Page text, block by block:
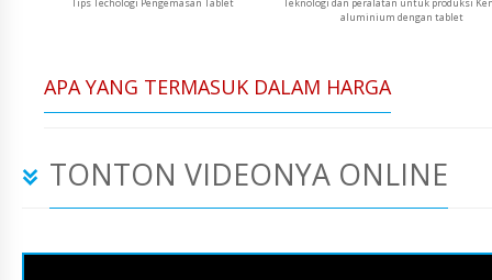
aluminium dengan tablet
APA YANG TERMASUK DALAM HARGA
TONTON VIDEONYA ONLINE